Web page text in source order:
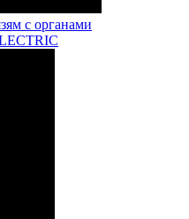
с органами